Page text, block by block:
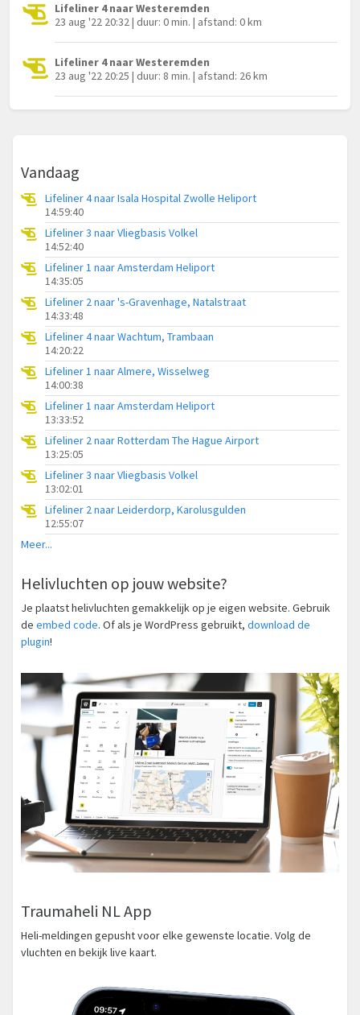
Lifeliner 4 naar Westeremden
23 aug '22 20:32 | duur: 0 min. | afstand: 0 km
Lifeliner 4 naar Westeremden
23 aug '22 20:25 | duur: 8 min. | afstand: 26 km
Vandaag
Lifeliner 4 naar Isala Hospital Zwolle Heliport
14:59:40
Lifeliner 3 naar Vliegbasis Volkel
14:52:40
Lifeliner 1 naar Amsterdam Heliport
14:35:05
Lifeliner 2 naar 's-Gravenhage, Natalstraat
14:33:48
Lifeliner 4 naar Wachtum, Trambaan
14:20:22
Lifeliner 1 naar Almere, Wisselweg
14:00:38
Lifeliner 1 naar Amsterdam Heliport
13:33:52
Lifeliner 2 naar Rotterdam The Hague Airport
13:25:05
Lifeliner 3 naar Vliegbasis Volkel
13:02:01
Lifeliner 2 naar Leiderdorp, Karolusgulden
12:55:07
Meer...
Helivluchten op jouw website?
Je plaatst helivluchten gemakkelijk op je eigen website. Gebruik
de embed code. Of als je WordPress gebruikt, download de
plugin!
Traumaheli NL App
Heli-meldingen gepusht voor elke gewenste locatie. Volg de
vluchten en bekijk live kaart.